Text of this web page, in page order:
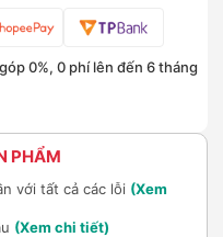
0%, 0 phí lên đến 6 tháng
PHẨM
với tất cả các lỗi (Xem
(Xem chi tiết)